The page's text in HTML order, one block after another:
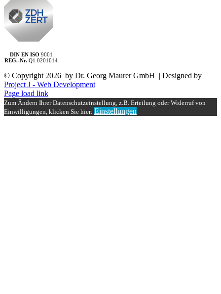
DIN EN ISO 9001
REG.-Nr. Q1 0201014
© Copyright 2026 by Dr. Georg Maurer GmbH | Designed by
Project J - Web Development
Page load link
Zum Ändern Ihrer Datenschutzeinstellung, z.B. Erteilung oder Widerruf von
Einwilligungen, klicken Sie hier: Einstellungen